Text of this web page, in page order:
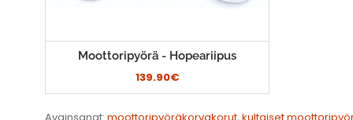
Moottoripyörä - Hopeariipus
139.90€